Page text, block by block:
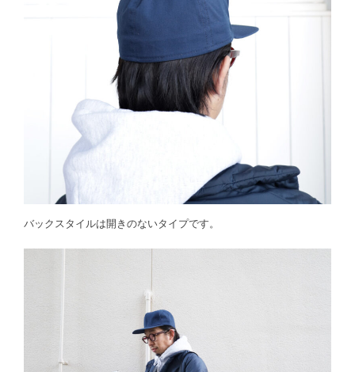
バックスタイルは開きのないタイプです。